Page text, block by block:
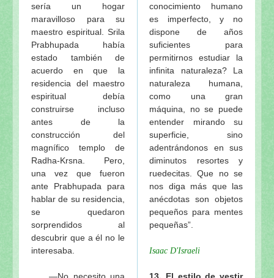
sería un hogar
maravilloso para su
maestro espiritual. Srila
Prabhupada había
estado también de
acuerdo en que la
residencia del maestro
espiritual debía
construirse incluso
antes de la
construcción del
magnífico templo de
Radha-Krsna. Pero,
una vez que fueron
ante Prabhupada para
hablar de su residencia,
se quedaron
sorprendidos al
descubrir que a él no le
interesaba.
—No necesito una
conocimiento humano
es imperfecto, y no
dispone de años
suficientes para
permitirnos estudiar la
infinita naturaleza? La
naturaleza humana,
como una gran
máquina, no se puede
entender mirando su
superficie, sino
adentrándonos en sus
diminutos resortes y
ruedecitas. Que no se
nos diga más que las
anécdotas son objetos
pequeños para mentes
pequeñas”.
Isaac D'Israeli
13. El estilo de vestir